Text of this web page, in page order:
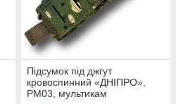
Підсумок під джгут
кровоспинний «ДНІПРО»,
РМ03, мультикам